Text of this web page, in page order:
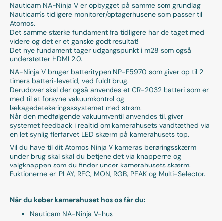
Nauticam NA-Ninja V er opbygget på samme som grundlag
Nauticam's tidligere monitorer/optagerhusene som passer til
Atomos.
Det samme stærke fundament fra tidligere har de taget med
videre og det er et ganske godt resultat!
Det nye fundament tager udgangspunkt i m28 som også
understøtter HDMI 2.0.
NA-Ninja V bruger batteritypen NP-F5970 som giver op til 2
timers batteri-levetid, ved fuldt brug.
Derudover skal der også anvendes et CR-2032 batteri som er
med til at forsyne vakuumkontrol og
lækagedetekeringsssystemet med strøm.
Når den medfølgende vakuumventil anvendes til, giver
systemet feedback i realtid om kamerahusets vandtæthed via
en let synlig flerfarvet LED skærm på kamerahusets top.
Vil du have til dit Atomos Ninja V kameras berøringsskærm
under brug skal skal du betjene det via knapperne og
valgknappen som du finder under kamerahusets skærm.
Fuktionerne er: PLAY, REC, MON, RGB, PEAK og Multi-Selector.
Når du køber kamerahuset hos os får du:
Nauticam NA-Ninja V-hus